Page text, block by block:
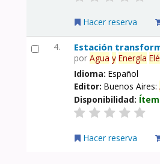
Hacer reserva
4. Estación
porAgua y Energía
Idioma:Español
Editor:Buenos Aires:
Disponibilidad:
Hacer reserva